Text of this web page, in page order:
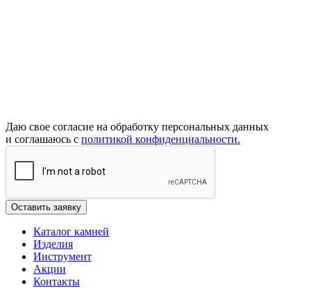
Даю свое согласие на обработку персональных данных
и соглашаюсь с политикой конфиденциальности.
Каталог камней
Изделия
Инструмент
Акции
Контакты